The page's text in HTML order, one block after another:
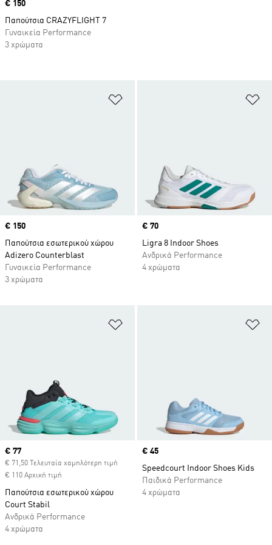
Προσθήκη στη Λίστα Επιθυμιών
Price
€ 150
Παπούτσια εσωτερικού χώρου
Adizero Counterblast
Γυναικεία Performance
3 χρώματα
Price
€ 70
Ligra 8 Indoor Shoes
Ανδρικά Performance
4 χρώματα
Προσθήκη στη Λίστα Επιθυμιών
Current price
€ 77
€ 71,50 Τελευταία χαμηλότερη τιμή
€ 110 Αρχική τιμή
Παπούτσια εσωτερικού χώρου
Court Stabil
Ανδρικά Performance
4 χρώματα
Price
€ 45
Speedcourt Indoor Shoes Kids
Παιδικά Performance
4 χρώματα
Price
€ 150
Παπούτσια CRAZYFLIGHT 7
Γυναικεία Performance
3 χρώματα